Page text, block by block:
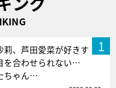
1
莉、芦田愛菜が好きす
を合わせられない…
ちゃん…